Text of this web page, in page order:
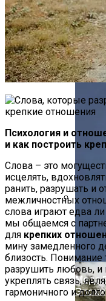
Мода
Эпохи
Психология и
и как построить
Слова – это
исцелять,
ранить, разрушать и
межличностных
слова играют едва
мы общаемся с
для крепких
мину замедленного
близость. Понимание
разрушить любовь, и
укреплять связь,
гармоничного и